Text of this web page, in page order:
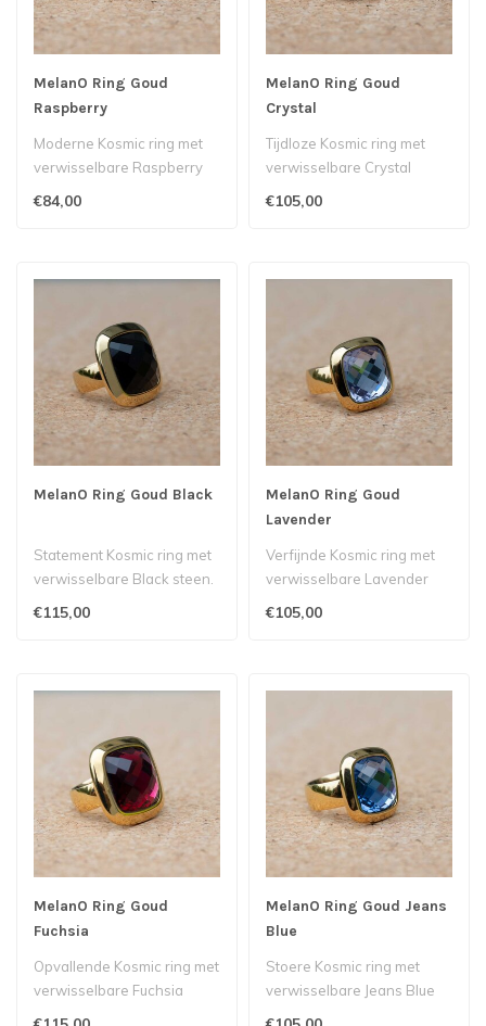
MelanO Ring Goud
Raspberry
Moderne Kosmic ring met
verwisselbare Raspberry
€84,00
MelanO Ring Goud
Crystal
Tijdloze Kosmic ring met
verwisselbare Crystal
€105,00
MelanO Ring Goud Black
Statement Kosmic ring met
verwisselbare Black steen.
€115,00
MelanO Ring Goud
Lavender
Verfijnde Kosmic ring met
verwisselbare Lavender
€105,00
MelanO Ring Goud
Fuchsia
Opvallende Kosmic ring met
verwisselbare Fuchsia
MelanO Ring Goud Jeans
Blue
Stoere Kosmic ring met
verwisselbare Jeans Blue